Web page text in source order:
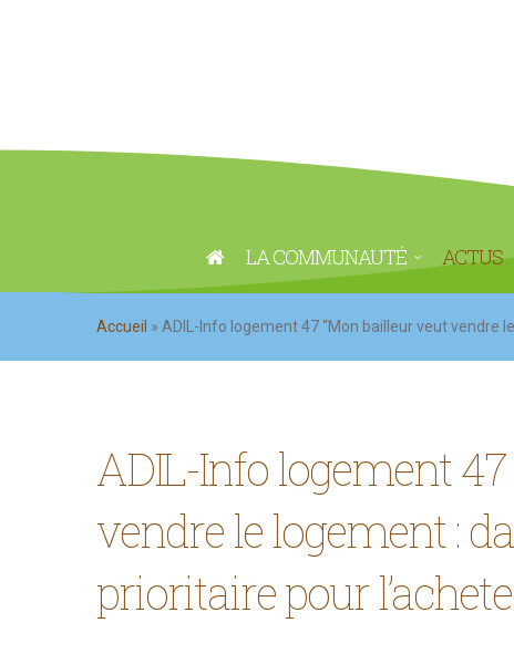
LA COMMUNAUTÉ ACTUS
Accueil » ADIL-Info logement 47 “Mon bailleur veut vendre
ADIL-Info logement
vendre le logement :
prioritaire pour